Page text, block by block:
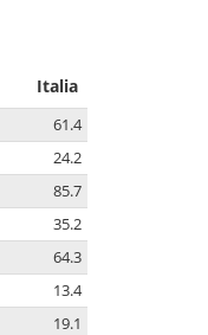
Italia
61.4
24.2
85.7
35.2
64.3
13.4
19.1